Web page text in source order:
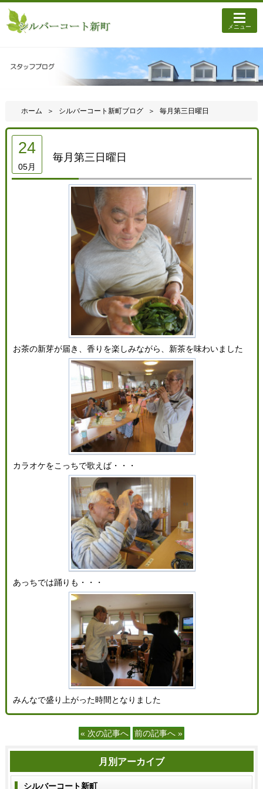
メニュー
ホーム シルバーコート新町ブログ 毎月第三日曜日
24
05月
毎月第三日曜日
お茶の新芽が届き、香りを楽しみながら、新茶を味わいました
カラオケをこっちで歌えば・・・
あっちでは踊りも・・・
みんなで盛り上がった時間となりました
« 次の記事へ 前の記事へ »
月別アーカイブ
シルバーコート新町